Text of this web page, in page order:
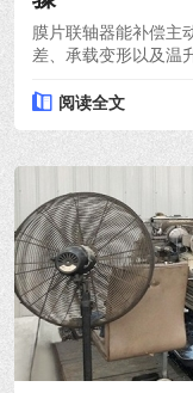
膜片联轴器能补偿主
差、承载变形以及温
阅读全文